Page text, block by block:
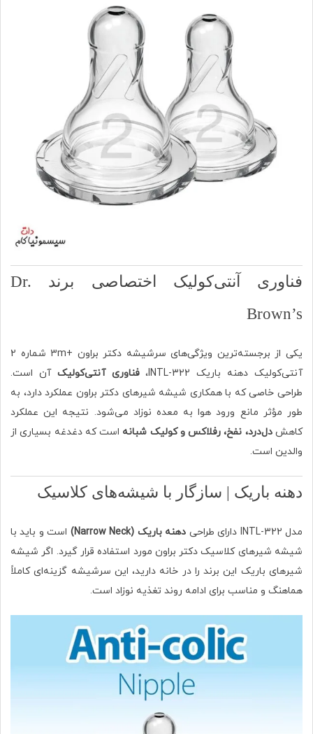
فناوری آنتی‌کولیک اختصاصی برند Dr.
Brown’s
یکی از برجسته‌ترین ویژگی‌های سرشیشه دکتر براون +3m شماره 2
آنتی‌کولیک دهنه باریک 322-INTL،
فناوری آنتی‌کولیک آن است.
طراحی خاصی که با همکاری شیشه شیرهای دکتر براون عملکرد دارد، به
طور مؤثر مانع ورود هوا به معده نوزاد می‌شود. نتیجه این عملکرد
کاهشدل‌درد، نفخ، رفلاکس و کولیک شبانه است که دغدغه بسیاری از
والدین است.
دهنه باریک | سازگار با شیشه‌های کلاسیک
مدل 322-INTL دارای طراحی دهنه باریک (Narrow Neck)
است و باید با
شیشه شیرهای کلاسیک دکتر براون مورد استفاده قرار گیرد. اگر شیشه
شیرهای باریک این برند را در خانه دارید، این سرشیشه گزینه‌ای کاملاً
هماهنگ و مناسب برای ادامه روند تغذیه نوزاد است.